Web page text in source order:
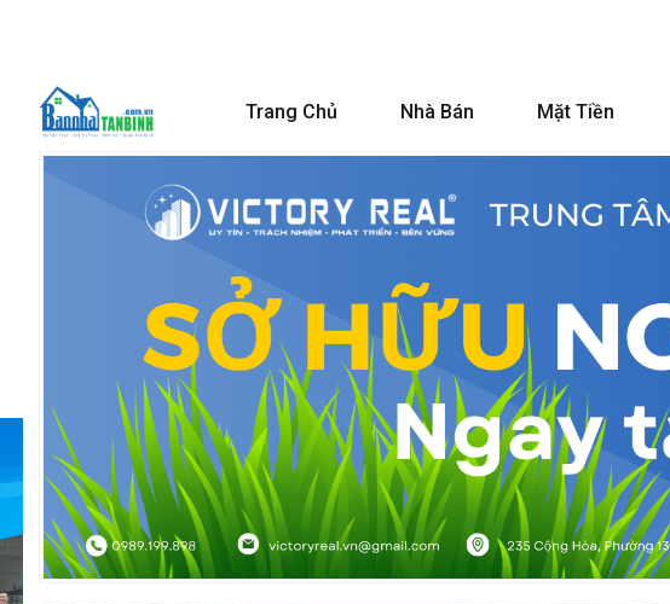
Trang Chủ Nhà Bán Mặt Tiền